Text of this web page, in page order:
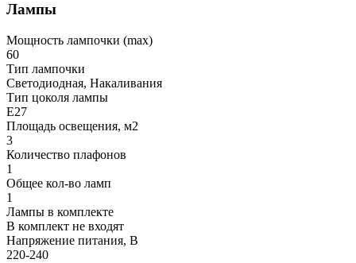
Лампы
Мощность лампочки (max)
60
Тип лампочки
Светодиодная, Накаливания
Тип цоколя лампы
E27
Площадь освещения, м2
3
Количество плафонов
1
Общее кол-во ламп
1
Лампы в комплекте
В комплект не входят
Напряжение питания, В
220-240